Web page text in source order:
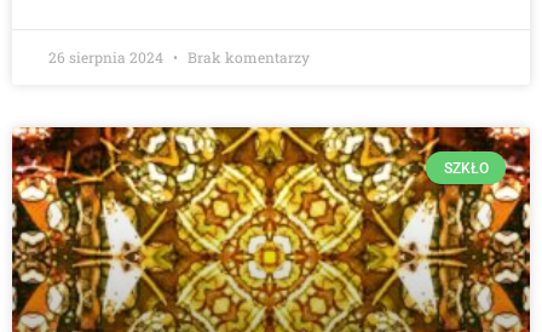
26 sierpnia 2024 Brak komentarzy
SZKŁO